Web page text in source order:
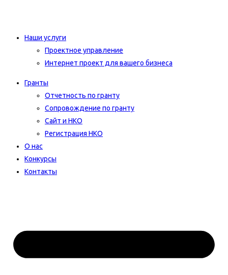
Наши услуги
Проектное управление
Интернет проект для вашего бизнеса​
Гранты
Отчетность по гранту
Сопровождение по гранту
Сайт и НКО
Регистрация НКО
О нас
Конкурсы
Контакты